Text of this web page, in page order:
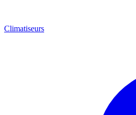
Climatiseurs